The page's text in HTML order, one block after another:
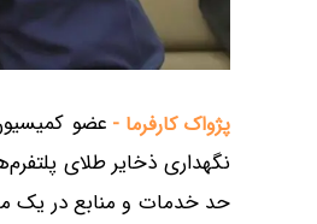
پژواک کارفرما - عضو
نگهداری ذخایر طلای
حد خدمات و منابع در یک